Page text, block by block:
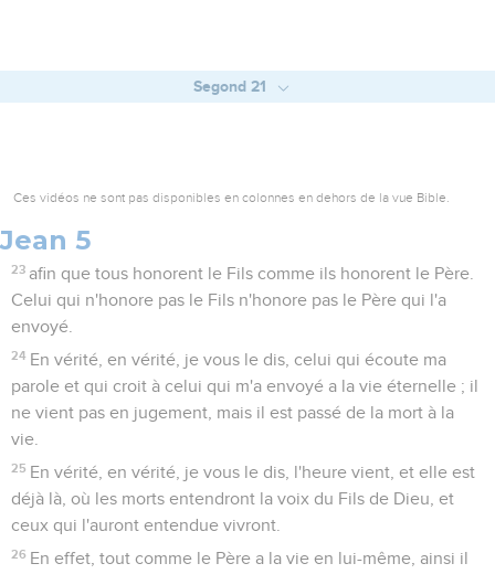
Segond 21
Ces vidéos ne sont pas disponibles en colonnes en dehors de la vue Bible.
Jean 5
23 afin que tous honorent le Fils comme ils honorent le Père.
Celui qui n'honore pas le Fils n'honore pas le Père qui l'a
envoyé.
24 En vérité, en vérité, je vous le dis, celui qui écoute ma
parole et qui croit à celui qui m'a envoyé a la vie éternelle ; il
ne vient pas en jugement, mais il est passé de la mort à la
vie.
25 En vérité, en vérité, je vous le dis, l'heure vient, et elle est
déjà là, où les morts entendront la voix du Fils de Dieu, et
ceux qui l'auront entendue vivront.
26 En effet, tout comme le Père a la vie en lui-même, ainsi il